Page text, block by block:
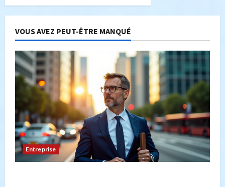
VOUS AVEZ PEUT-ÊTRE MANQUÉ
Entreprise